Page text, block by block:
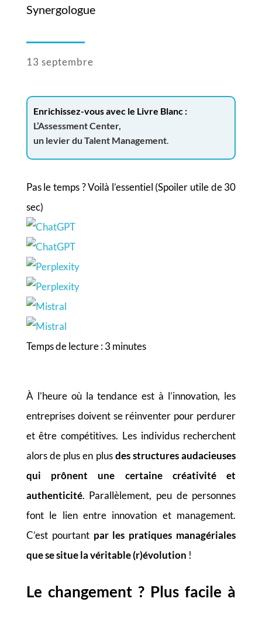
Synergologue
13 septembre
Enrichissez-vous avec le Livre Blanc :
L’Assessment Center,
un levier du Talent Management.
Pas le temps ? Voilà l’essentiel (Spoiler utile de 30
sec)
Temps de lecture :3 minutes
À l’heure où la tendance est à l’innovation, les
entreprises doivent se réinventer pour perdurer
et être compétitives. Les individus recherchent
alors de plus en plusdes structures audacieuses
qui prônent une certaine créativité et
authenticité. Parallèlement, peu de personnes
font le lien entre innovation et management.
C’est pourtant par les pratiques managériales
que se situe la véritable (r)évolution !
Le changement ? Plus facile à